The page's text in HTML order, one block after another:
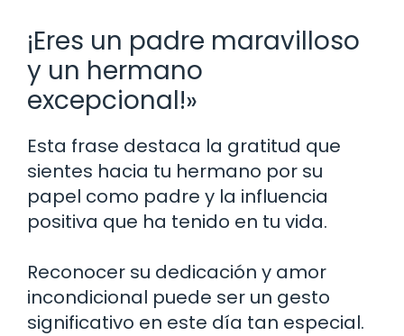
¡Eres un padre maravilloso
y un hermano
excepcional!»
Esta frase destaca la gratitud que
sientes hacia tu hermano por su
papel como padre y la influencia
positiva que ha tenido en tu vida.
Reconocer su dedicación y amor
incondicional puede ser un gesto
significativo en este día tan especial.